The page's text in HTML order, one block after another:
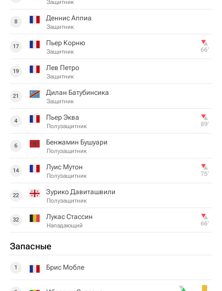
Защитник
8 Деннис Аппиа
Защитник
17 Пьер Корню
Защитник 66‎’‎
19 Лев Петро
Защитник
21 Дилан Батубинсика
Защитник
4 Пьер Эква
Полузащитник 89‎’‎
6 Бенжамин Бушуари
Полузащитник
14 Луис Мутон
Полузащитник 75‎’‎
22 Зурико Давиташвили
Полузащитник
32 Лукас Стассин
Нападающий 66‎’‎
Запасные
1 Брис Мобле